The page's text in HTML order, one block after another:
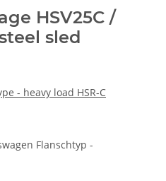
HSV25C /
steel sled
- heavy load HSR-C
Flanschtyp -